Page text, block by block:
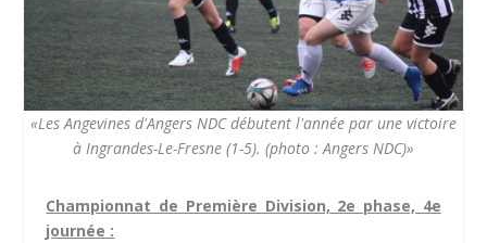
«Les Angevines d'Angers NDC débutent l'année par une victoire
à Ingrandes-Le-Fresne (1-5). (photo : Angers NDC)»
Championnat de Première Division, 2e phase, 4e
journée :